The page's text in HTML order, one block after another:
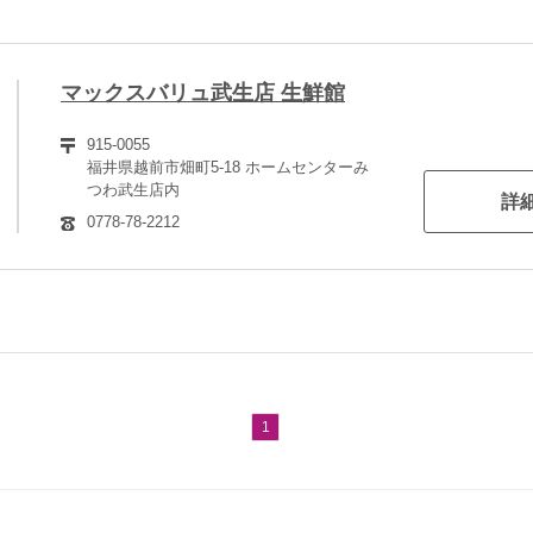
マックスバリュ武生店 生鮮館
915-0055
福井県越前市畑町5-18 ホームセンターみ
つわ武生店内
0778-78-2212
詳
1